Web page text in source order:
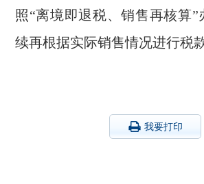
照“离境即退税、销售再核算
续再根据实际销售情况进行税
我要打印